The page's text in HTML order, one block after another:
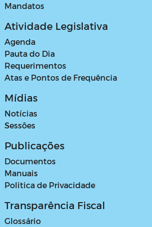
Mandatos
Atividade Legislativa
Agenda
Pauta do Dia
Requerimentos
Atas e Pontos de Frequência
Mídias
Notícias
Sessões
Publicações
Documentos
Manuais
Politica de Privacidade
Transparência Fiscal
Glossário